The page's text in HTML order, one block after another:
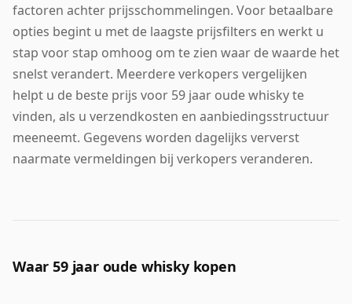
factoren achter prijsschommelingen. Voor betaalbare
opties begint u met de laagste prijsfilters en werkt u
stap voor stap omhoog om te zien waar de waarde het
snelst verandert. Meerdere verkopers vergelijken
helpt u de beste prijs voor 59 jaar oude whisky te
vinden, als u verzendkosten en aanbiedingsstructuur
meeneemt. Gegevens worden dagelijks ververst
naarmate vermeldingen bij verkopers veranderen.
Waar 59 jaar oude whisky kopen